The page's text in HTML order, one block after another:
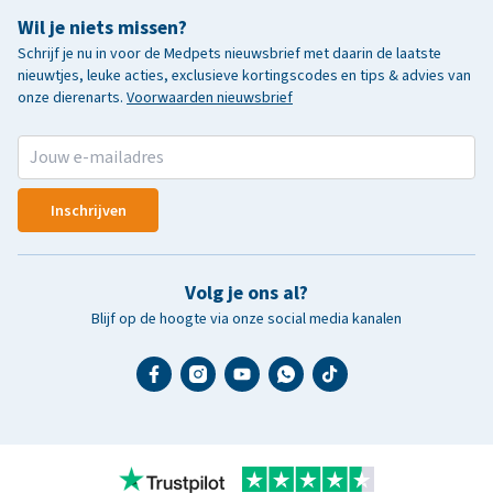
Wil je niets missen?
Schrijf je nu in voor de Medpets nieuwsbrief met daarin de laatste
nieuwtjes, leuke acties, exclusieve kortingscodes en tips & advies van
onze dierenarts. Voorwaarden nieuwsbrief
Inschrijven
Volg je ons al?
Blijf op de hoogte via onze social media kanalen